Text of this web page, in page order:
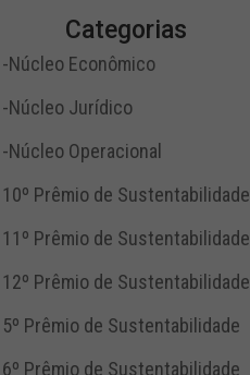
Categorias
-Núcleo Econômico
-Núcleo Jurídico
-Núcleo Operacional
10º Prêmio de Sustentabilidade
11º Prêmio de Sustentabilidade
12º Prêmio de Sustentabilidade
5º Prêmio de Sustentabilidade
6º Prêmio de Sustentabilidade